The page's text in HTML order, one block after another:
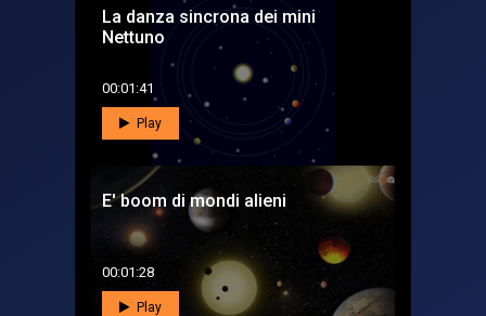
La danza sincrona dei mini
Nettuno
00:01:41
Play
E' boom di mondi alieni
00:01:28
Play